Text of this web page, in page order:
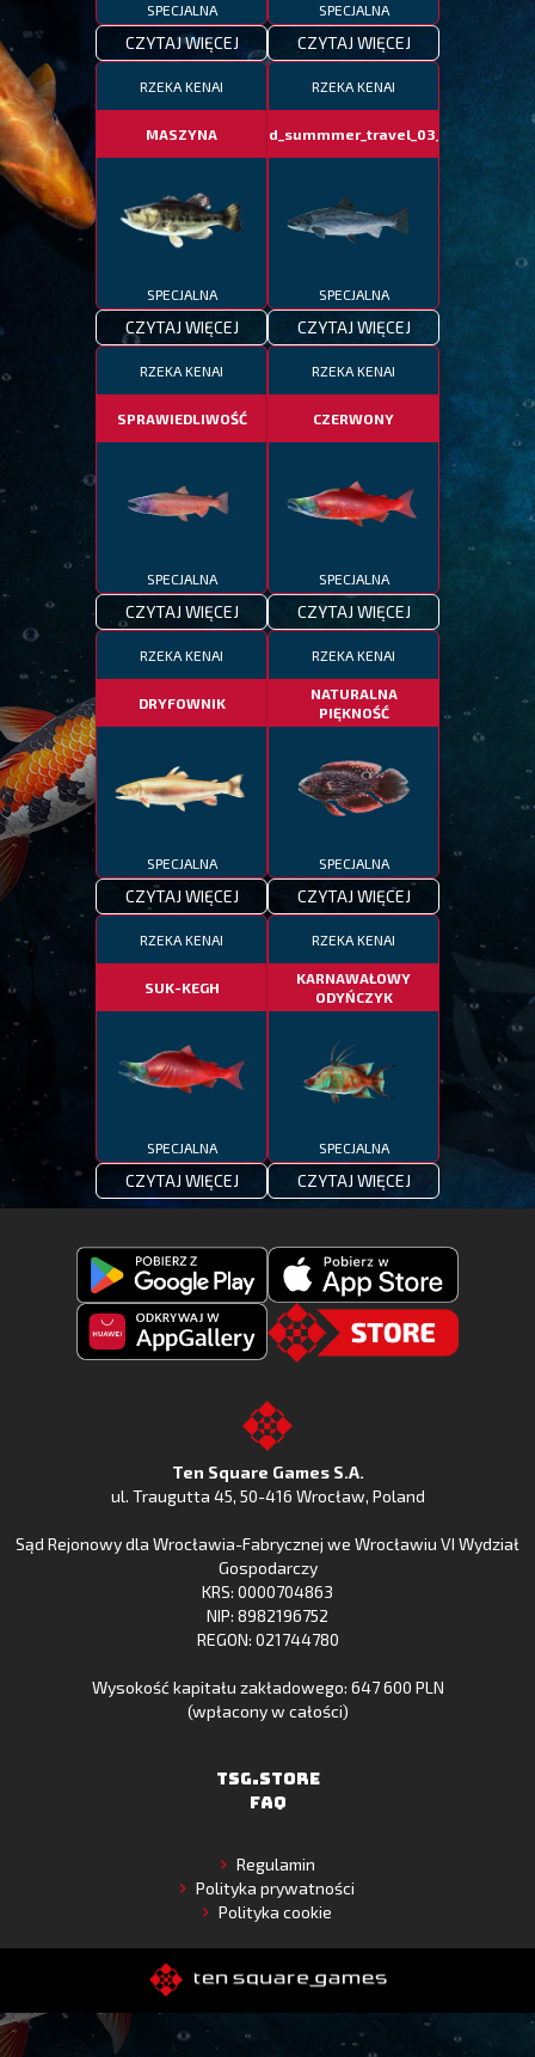
SPECJALNA
CZYTAJ WIĘCEJ
SPECJALNA
CZYTAJ WIĘCEJ
RZEKA KENAI
MASZYNA
SPECJALNA
CZYTAJ WIĘCEJ
RZEKA KENAI
fotd_summmer_travel_03_06
SPECJALNA
CZYTAJ WIĘCEJ
RZEKA KENAI
SPRAWIEDLIWOŚĆ
SPECJALNA
CZYTAJ WIĘCEJ
RZEKA KENAI
CZERWONY
SPECJALNA
CZYTAJ WIĘCEJ
RZEKA KENAI
DRYFOWNIK
SPECJALNA
CZYTAJ WIĘCEJ
RZEKA KENAI
NATURALNA
PIĘKNOŚĆ
SPECJALNA
CZYTAJ WIĘCEJ
RZEKA KENAI
SUK-KEGH
SPECJALNA
CZYTAJ WIĘCEJ
RZEKA KENAI
KARNAWAŁOWY
ODYŃCZYK
SPECJALNA
CZYTAJ WIĘCEJ
Pobierz
Fishing
Pobierz
Fishing
z
Apple
Store
Huawei
Gallery
to
the
Ten Square Games S.A.
ul. Traugutta 45, 50-416 Wrocław, Poland
Sąd Rejonowy dla Wrocławia-Fabrycznej we Wrocławiu VI Wydział
Gospodarczy
KRS: 0000704863
NIP: 8982196752
REGON: 021744780
Wysokość kapitału zakładowego: 647 600 PLN
(wpłacony w całości)
TSG.STORE
FAQ
Regulamin
Polityka prywatności
Polityka cookie